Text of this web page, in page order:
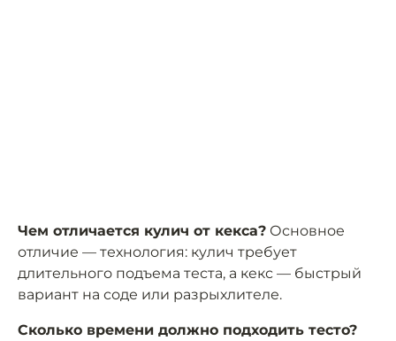
Чем отличается кулич от кекса? Основное
отличие — технология: кулич требует
длительного подъема теста, а кекс — быстрый
вариант на соде или разрыхлителе.
Сколько времени должно подходить тесто?